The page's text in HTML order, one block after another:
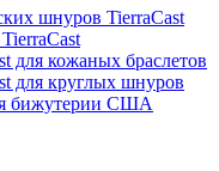
шнуров TierraCast
для кожаных браслетов
для круглых шнуров
бижутерии США